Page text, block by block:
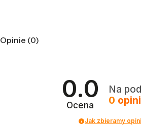
Opinie (0)
0.0
Ocena
Na
0
Jak zbieramy